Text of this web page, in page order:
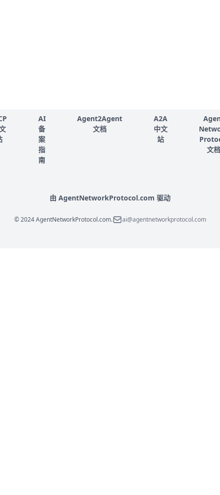
AI
备
案
指
南
Agent2Agent
文档
A2A
中文
站
文档
由 AgentNetworkProtocol.com 驱动
© 2024 AgentNetworkProtocol.com. ai@agentnetworkprotocol.com